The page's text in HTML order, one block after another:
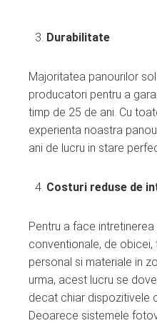
Durabilitate
Majoritatea panourilor
producatori pentru a
timp de 25 de ani. Cu
experienta noastra
ani de lucru in stare
Costuri reduse de
Pentru a face
conventionale, de
personal si materiale in
urma, acest lucru se
decat chiar dispozitivele
Deoarece sistemele